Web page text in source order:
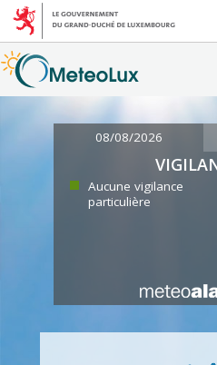
08/08/2026
Aucune vigilance
particulière